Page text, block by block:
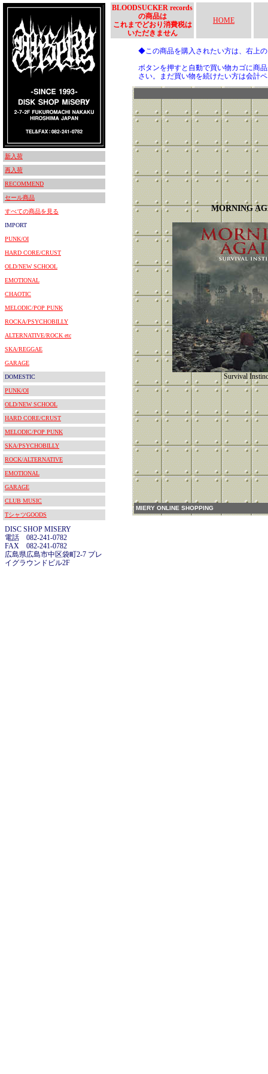
新入荷
再入荷
RECOMMEND
セール商品
すべての商品を見る
IMPORT
PUNK/OI
HARD CORE/CRUST
OLD/NEW SCHOOL
EMOTIONAL
CHAOTIC
MELODIC/POP PUNK
ROCKA/PSYCHOBILLY
ALTERNATIVE/ROCK etc
SKA/REGGAE
GARAGE
DOMESTIC
PUNK/OI
OLD/NEW SCHOOL
HARD CORE/CRUST
MELODIC/POP PUNK
SKA/PSYCHOBILLY
ROCK/ALTERNATIVE
EMOTIONAL
GARAGE
CLUB MUSIC
TシャツGOODS
DISC SHOP MISERY
電話 082-241-0782
FAX 082-241-0782
広島県広島市中区袋町2-7 プレ
イグラウンドビル2F
BLOODSUCKER records
の商品は
これまでどおり消費税は
いただきません
HOME
◆この商品を購入されたい方は、右上
ボタンを押すと自動で買い物カゴに商
さい。まだ買い物を続けたい方は会計
MORNING
Survival
MIERY ONLINE SHOPPING